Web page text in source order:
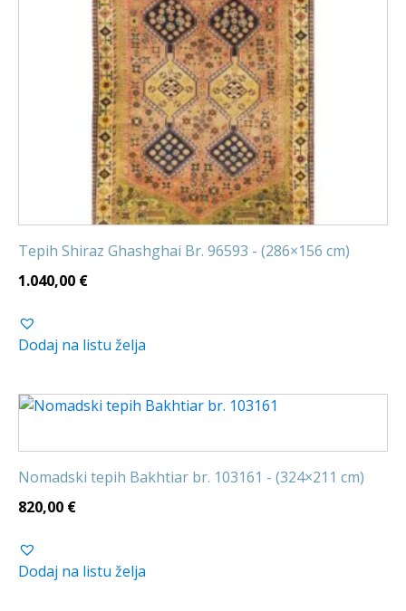
Tepih Shiraz Ghashghai Br. 96593 - (286×156 cm)
1.040,00 €
Dodaj na listu želja
Nomadski tepih Bakhtiar br. 103161 - (324×211 cm)
820,00 €
Dodaj na listu želja